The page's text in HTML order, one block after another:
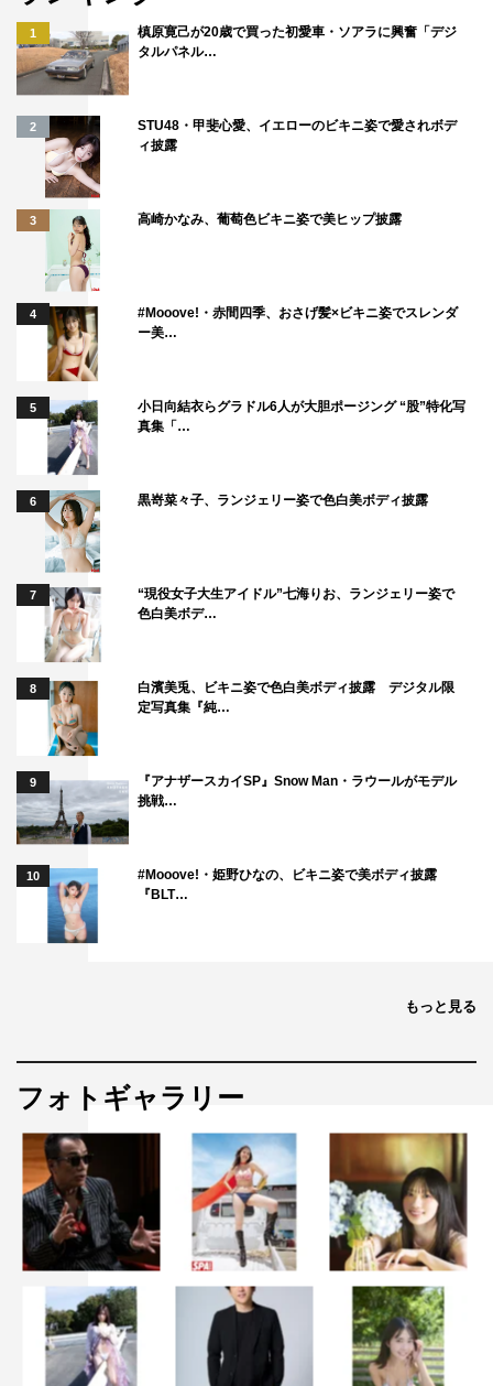
1
槙原寛己が20歳で買った初愛車・ソアラに興奮「デジ
タルパネル…
2
STU48・甲斐心愛、イエローのビキニ姿で愛されボデ
ィ披露
3 高崎かなみ、葡萄色ビキニ姿で美ヒップ披露
4
#Mooove!・赤間四季、おさげ髪×ビキニ姿でスレンダ
ー美…
5
小日向結衣らグラドル6人が大胆ポージング “股”特化写
真集「…
6 黒嵜菜々子、ランジェリー姿で色白美ボディ披露
7
“現役女子大生アイドル”七海りお、ランジェリー姿で
色白美ボデ…
8
白濱美兎、ビキニ姿で色白美ボディ披露 デジタル限
定写真集『純…
9
『アナザースカイSP』Snow Man・ラウールがモデル
挑戦…
10
#Mooove!・姫野ひなの、ビキニ姿で美ボディ披露
『BLT…
もっと見る
フォトギャラリー